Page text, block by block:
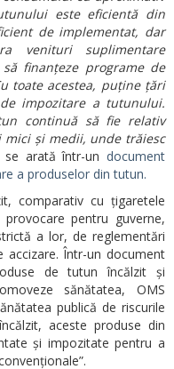
este eficientă din
de implementat, dar
venituri suplimentare
finanțeze programe de
toate acestea, puține țări
impozitare a tutunului.
continuă să fie relativ
și medii, unde trăiesc
se arată într-un document
a produselor din tutun.
comparativ cu țigaretele
pentru guverne,
a lor, de reglementări
Într-un document
de tutun încălzit și
sănătatea, OMS
publică de riscurile
aceste produse din
și impozitate pentru a